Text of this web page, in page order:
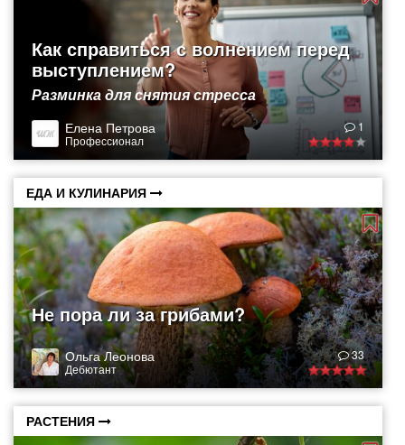
Как справиться с волнением перед
выступлением?
Разминка для снятия стресса
Елена Петрова
Профессионал
1
ЕДА И КУЛИНАРИЯ
Не пора ли за грибами?
Ольга Леонова
Дебютант
33
РАСТЕНИЯ